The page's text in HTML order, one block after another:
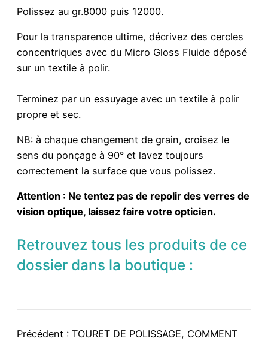
Polissez au gr.8000 puis 12000.
Pour la transparence ultime, décrivez des cercles
concentriques avec du Micro Gloss Fluide déposé
sur un textile à polir.
Terminez par un essuyage avec un textile à polir
propre et sec.
NB: à chaque changement de grain, croisez le
sens du ponçage à 90° et lavez toujours
correctement la surface que vous polissez.
Attention : Ne tentez pas de repolir des verres de
vision optique, laissez faire votre opticien.
Retrouvez tous les produits de ce
dossier dans la boutique :
Précédent : TOURET DE POLISSAGE, COMMENT